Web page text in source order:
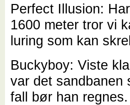
Perfect Illusion:
1600 meter tror vi
luring som kan
Buckyboy: Viste
var det sandbanen
fall bør han regnes.